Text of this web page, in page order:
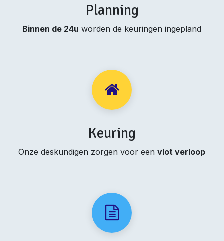
Planning
Binnen de 24u worden de keuringen ingepland
Keuring
Onze deskundigen zorgen voor een vlot verloop